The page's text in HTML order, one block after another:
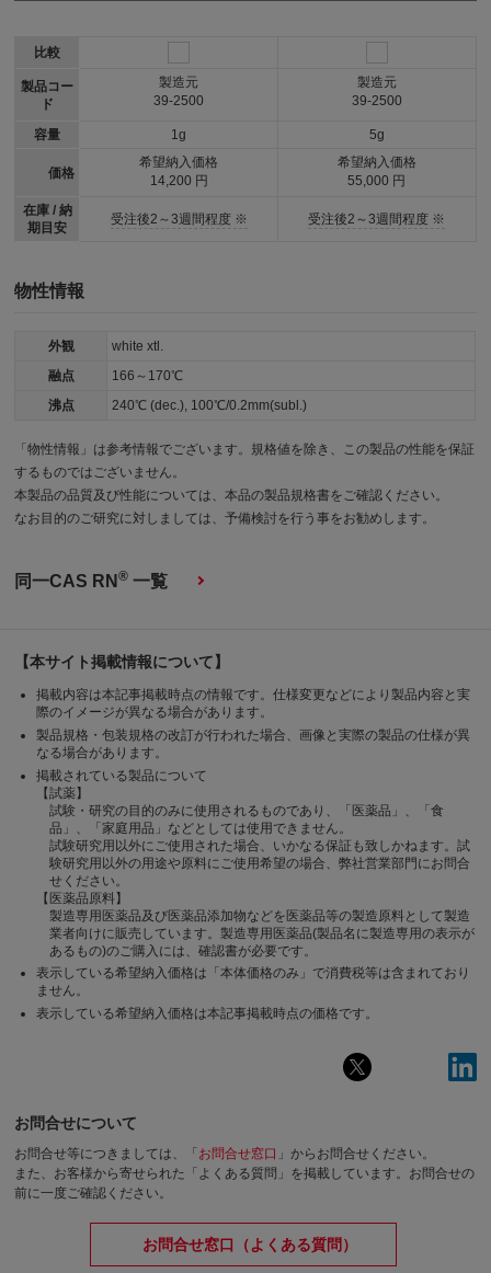
比較
製品コー
ド
容量
価格
在庫 / 納
期目安
製造元
39-2500
1g
希望納入価格
14,200 円
受注後2～3週間程度 ※
製造元
39-2500
5g
希望納入価格
55,000 円
受注後2～3週間程度 ※
物性情報
外観
white xtl.
融点
166～170℃
沸点
240℃ (dec.), 100℃/0.2mm(subl.)
「物性情報」は参考情報でございます。規格値を除き、この製品の性能を保証
するものではございません。
本製品の品質及び性能については、本品の製品規格書をご確認ください。
なお目的のご研究に対しましては、予備検討を行う事をお勧めします。
同一CAS RN® 一覧
【本サイト掲載情報について】
掲載内容は本記事掲載時点の情報です。仕様変更などにより製品内容と実
際のイメージが異なる場合があります。
製品規格・包装規格の改訂が行われた場合、画像と実際の製品の仕様が異
なる場合があります。
掲載されている製品について
【試薬】
試験・研究の目的のみに使用されるものであり、「医薬品」、「食
品」、「家庭用品」などとしては使用できません。
試験研究用以外にご使用された場合、いかなる保証も致しかねます。試
験研究用以外の用途や原料にご使用希望の場合、弊社営業部門にお問合
せください。
【医薬品原料】
製造専用医薬品及び医薬品添加物などを医薬品等の製造原料として製造
業者向けに販売しています。製造専用医薬品(製品名に製造専用の表示が
あるもの)のご購入には、確認書が必要です。
表示している希望納入価格は「本体価格のみ」で消費税等は含まれており
ません。
表示している希望納入価格は本記事掲載時点の価格です。
お問合せについて
お問合せ等につきましては、「 お問合せ窓口 」からお問合せください。
また、お客様から寄せられた「よくある質問」を掲載しています。お問合せの
前に一度ご確認ください。
お問合せ窓口（よくある質問）